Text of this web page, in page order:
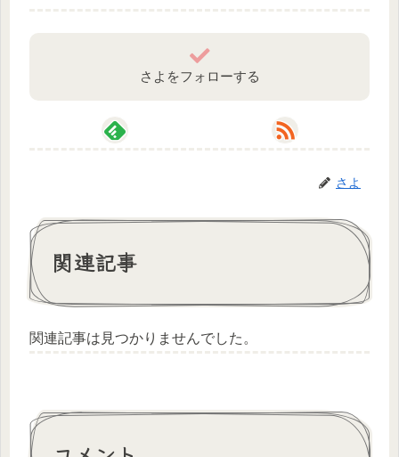
さよをフォローする
さよ
関連記事
関連記事は見つかりませんでした。